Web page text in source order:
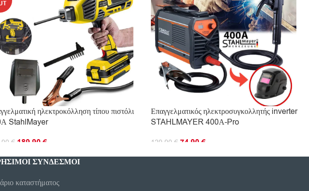
ηλεκτροκόλληση τίπου πιστόλι
StahlMayer
€ 189.90€
ΠΕΡΙΣΣΌΤΕΡΑ
Επαγγελματικός ηλεκτροσυγκολλητής inverter
STAHLMAYER 400А-Pro
129.90 € 74.90€
ΠΡΟΣΘΉΚΗ ΣΤΟ ΚΑΛΆΘΙ
ΣΥΝΔΕΣΜΟΙ
καταστήματος